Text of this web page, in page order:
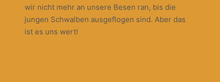
wir nicht mehr an unsere Besen ran, bis die
jungen Schwalben ausgeflogen sind. Aber das
ist es uns wert!